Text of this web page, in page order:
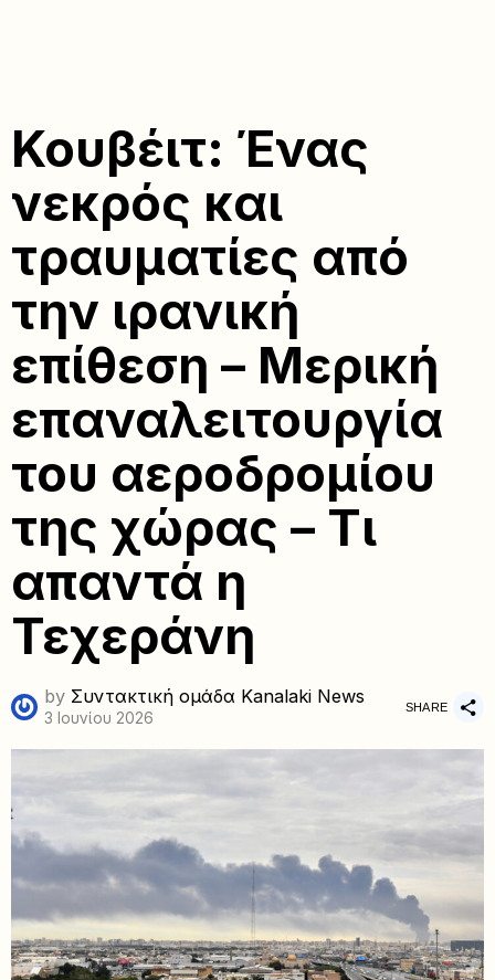
Κουβέιτ: Ένας
νεκρός και
τραυματίες από
την ιρανική
επίθεση – Μερική
επαναλειτουργία
του αεροδρομίου
της χώρας – Τι
απαντά η
Τεχεράνη
by Συντακτική ομάδα Kanalaki News
3 Ιουνίου 2026
SHARE